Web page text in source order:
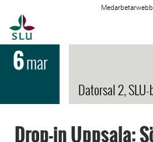
6mar
Datorsal 2,
Drop-in Uppsala: